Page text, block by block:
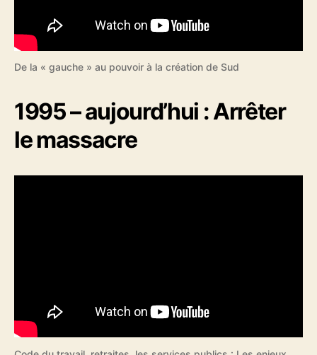
De la « gauche » au pouvoir à la création de Sud
1995 – aujourd’hui : Arrêter
le massacre